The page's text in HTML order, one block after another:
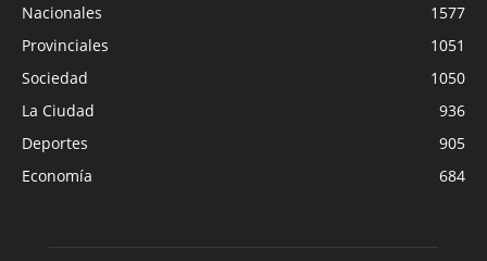
Nacionales
1577
Provinciales
1051
Sociedad
1050
La Ciudad
936
Deportes
905
Economía
684